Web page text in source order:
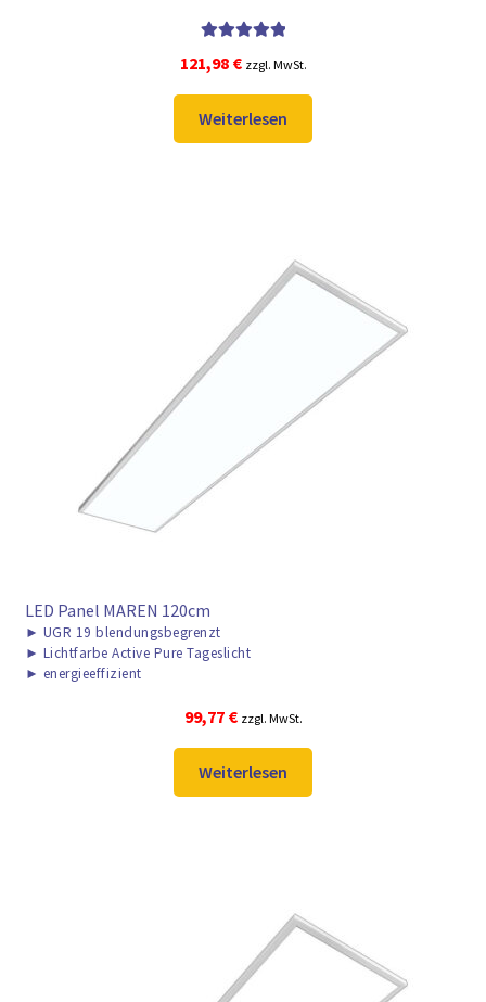
5.00
von 5
121,98 € zzgl. MwSt.
Weiterlesen
LED Panel MAREN 120cm
► UGR 19 blendungsbegrenzt
► Lichtfarbe Active Pure Tageslicht
► energieeffizient
99,77 € zzgl. MwSt.
Weiterlesen